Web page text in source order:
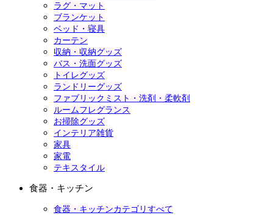
ラグ・マット
ブランケット
ベッド・寝具
カーテン
収納・収納グッズ
バス・洗面グッズ
トイレグッズ
ランドリーグッズ
ファブリックミスト・洗剤・柔軟剤
ルームフレグランス
お掃除グッズ
インテリア雑貨
家具
家電
テキスタイル
食器・キッチン
食器・キッチンカテゴリすべて